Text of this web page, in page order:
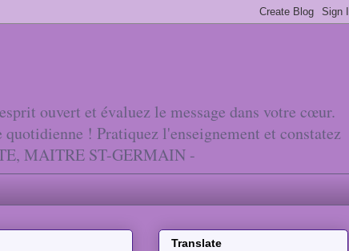
ouvert et évaluez le message dans votre cœur.
! Pratiquez l'enseignement et constatez
MAITRE ST-GERMAIN -
Translate